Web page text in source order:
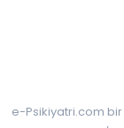
e-Psikiyatri.com bir